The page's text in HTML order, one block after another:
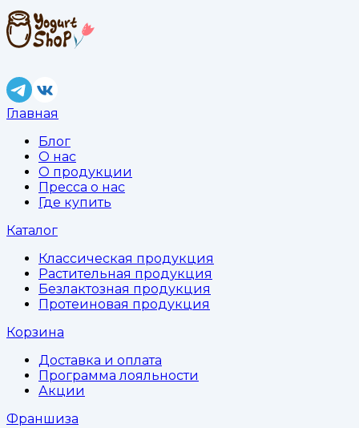
Главная
Блог
О нас
О продукции
Пресса о нас
Где купить
Каталог
Классическая продукция
Растительная продукция
Безлактозная продукция
Протеиновая продукция
Корзина
Доставка и оплата
Программа лояльности
Акции
Франшиза